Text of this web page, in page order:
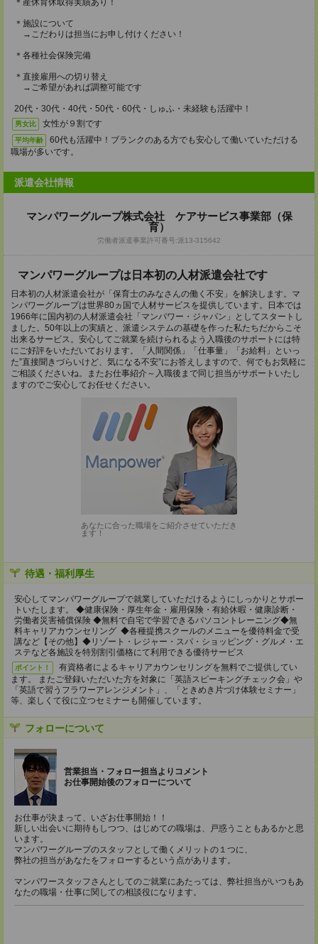
＊産休育休取得実績あり！
＊施設について
→こだわりは担当にお申し付けください！
＊各種社会保険完備
＊直接雇用への切り替え
→ご希望があれば調整可能です
20代・30代・40代・50代・60代・しゅふ・未経験も活躍中！
男女比 女性が９割です
平均年齢
60代も活躍中！ブランクのある方でも安心して働いていただける
職場が多いです。
派遣会社情報
マンパワーグループ株式会社 ケアサービス事業部（保
育）
労働者派遣事業許可番号:派13-315642
マンパワーグループは日本初の人材派遣会社です
日本初の人材派遣会社が「保育士のみなさんの働く不安」を解決します。マ
ンパワーグループは世界80ヵ国で人材サービスを提供しています。日本では
1966年に国内初の人材派遣会社「マンパワー・ジャパン」としてスタートし
ました。50年以上の実績と、派遣システムの基礎を作った私たちだからこそ
出来るサービス。安心してご就業を続けられるよう入職後のサポートには特
にご好評をいただいております。「人間関係」「仕事量」「お給料」といっ
た”直接聞きづらいけど、気になる不安”にお答えしますので、何でもお気軽に
ご相談くださいね。またお仕事紹介～入職後まで同じ担当がサポートいたし
ますのでご安心してお任せください。
あなたに合った職場をご紹介させていただき
ます！
待遇・福利厚生
安心してマンパワーグループで就業していただけるようにしっかりとサポー
トいたします。 ◆健康保険・厚生年金・雇用保険・有給休暇・健康診断・
労働者災害補償保険 ◆無料で自宅で学習できるパソコントレーニング◆無
料キャリアカウンセリング ◆各種提携スクールのメニューを優待料金で受
講など【その他】◆リゾート・レジャー・スパ・ショッピング・グルメ・エ
ステなど各施設を特別割引価格にて利用できる優待サービス
ポイント！
有資格者によるキャリアカウンセリングを無料でご提供してい
ます。 またご登録いただいた方を対象に「英語スピーキングチェック会」や
「英語で習うフラワーアレンジメント」、「ときめき片づけ体験セミナー」
等、楽しくて役に立つセミナーも開催しています。
フォローについて
営業担当・フォロー担当よりコメント
お仕事開始後のフォローについて
お仕事が決まって、いざお仕事開始！！
新しい出会いに期待もしつつ、はじめての職場は、戸惑うこともあるかと思
います。
マンパワーグループのスタッフとして働くメリットの１つに、
弊社の担当があなたをフォローするという点があります。
マンパワースタッフさんとしてのご就業にあたっては、弊社担当がいつもあ
なたの職場・仕事に関しての相談役になります。